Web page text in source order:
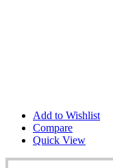
Add to Wishlist
Compare
Quick View